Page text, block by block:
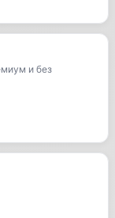
и без